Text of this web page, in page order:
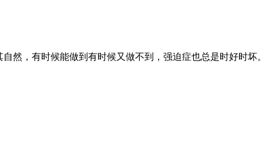
然，有时候能做到有时候又做不到，强迫症也总是时好时坏。